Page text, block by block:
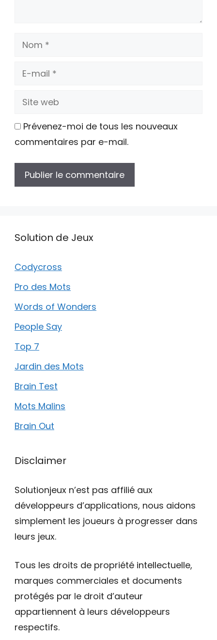
Nom
E-
Site
Prévenez-moi de tous les nouveaux
commentaires par e-mail.
Solution de Jeux
Codycross
Pro des Mots
Words of Wonders
People Say
Top 7
Jardin des Mots
Brain Test
Mots Malins
Brain Out
Disclaimer
Solutionjeux n’est pas affilié aux
développeurs d’applications, nous aidons
simplement les joueurs à progresser dans
leurs jeux.
Tous les droits de propriété intellectuelle,
marques commerciales et documents
protégés par le droit d’auteur
appartiennent à leurs développeurs
respectifs.